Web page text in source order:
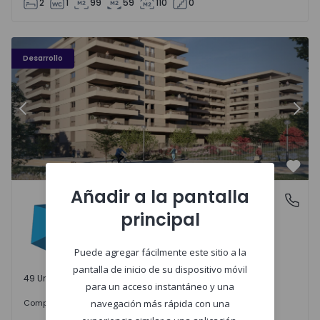
2 1 99 59 110 0
Desarrollo
PLENO JARDIM - 3
Anterior
Águas Santas, PortoPLENO JARDIM
Águas Santas, Porto
49 Unidades disponibles
Comprar 242.000 €
Añadir a la pantalla
principal
Puede agregar fácilmente este sitio a la
pantalla de inicio de su dispositivo móvil
para un acceso instantáneo y una
navegación más rápida con una